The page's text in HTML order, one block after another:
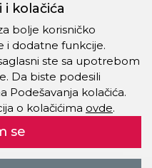
kolačića
bolje korisničko
i dodatne funkcije.
ste sa upotrebom
Da biste podesili
Podešavanja kolačića.
o kolačićima ovde.
se